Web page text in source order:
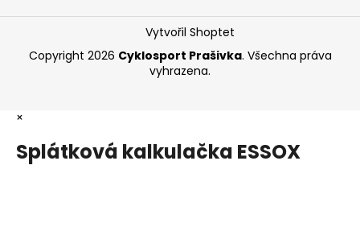
Vytvořil Shoptet
Copyright 2026 Cyklosport Prašivka. Všechna práva
vyhrazena.
×
Splátková kalkulačka ESSOX